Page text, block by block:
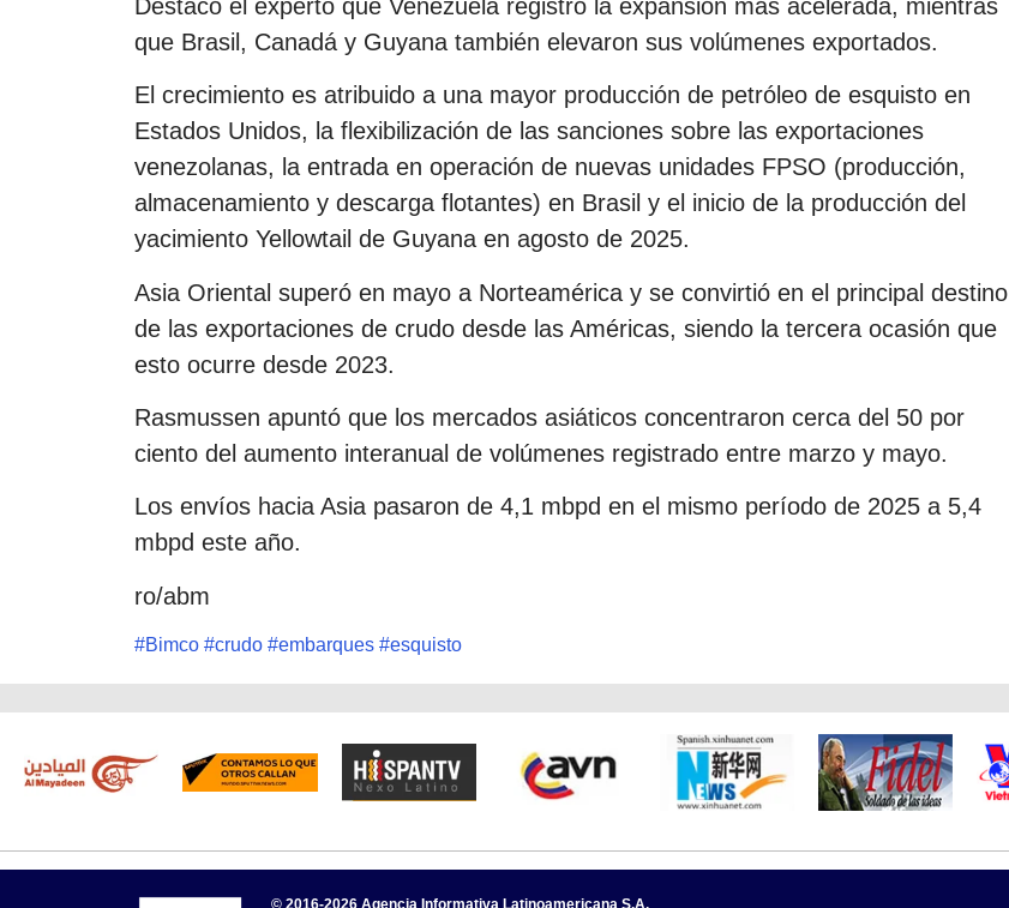
Destacó el experto que Venezuela registró la expansión más acelerada, mientras
que Brasil, Canadá y Guyana también elevaron sus volúmenes exportados.
El crecimiento es atribuido a una mayor producción de petróleo de esquisto en
Estados Unidos, la flexibilización de las sanciones sobre las exportaciones
venezolanas, la entrada en operación de nuevas unidades FPSO (producción,
almacenamiento y descarga flotantes) en Brasil y el inicio de la producción del
yacimiento Yellowtail de Guyana en agosto de 2025.
Asia Oriental superó en mayo a Norteamérica y se convirtió en el principal destino
de las exportaciones de crudo desde las Américas, siendo la tercera ocasión que
esto ocurre desde 2023.
Rasmussen apuntó que los mercados asiáticos concentraron cerca del 50 por
ciento del aumento interanual de volúmenes registrado entre marzo y mayo.
Los envíos hacia Asia pasaron de 4,1 mbpd en el mismo período de 2025 a 5,4
mbpd este año.
ro/abm
#Bimco #crudo #embarques #esquisto
© 2016-2026 Agencia Informativa Latinoamericana S.A.